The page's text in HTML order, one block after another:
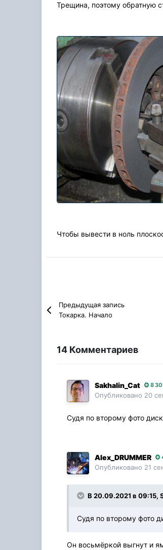
Трещина, поэтому обратную
Чтобы вывести в ноль
Предыдущая запись
Токарка. Начало
14 Комментариев
Sakhalin_Cat 8
Опубликовано 20
Судя по второму фото
Alex_DRUMMER
Опубликовано 21
В 20.09.2021 в 09:15,
Судя по второму фото
Он восьмёркой выгнут и